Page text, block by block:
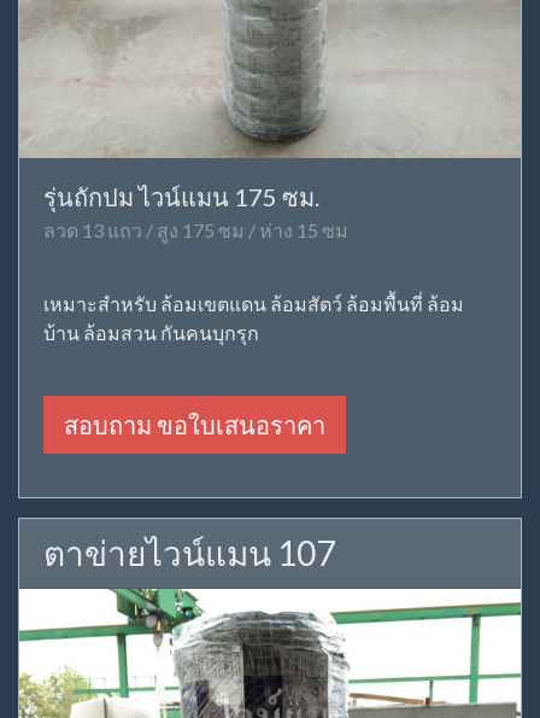
รุ่นถักปม ไวน์แมน 175 ซม.
ลวด 13 แถว / สูง 175 ซม / ห่าง 15 ซม
เหมาะสำหรับ ล้อมเขตแดน ล้อมสัตว์ ล้อมพื้นที่ ล้อม
บ้าน ล้อมสวน กันคนบุกรุก
สอบถาม ขอใบเสนอราคา
ตาข่ายไวน์แมน 107